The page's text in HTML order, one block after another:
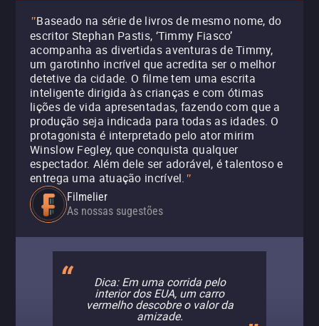
"Baseado na série de livros de mesmo nome, do
escritor Stephan Pastis, ‘Timmy Fiasco’
acompanha as divertidas aventuras de Timmy,
um garotinho incrível que acredita ser o melhor
detetive da cidade. O filme tem uma escrita
inteligente dirigida às crianças e com ótimas
lições de vida apresentadas, fazendo com que a
produção seja indicada para todas as idades. O
protagonista é interpretado pelo ator mirim
Winslow Fegley, que conquista qualquer
espectador. Além dele ser adorável, é talentoso e
entrega uma atuação incrível. "
Filmelier
As nossas sugestões
Dica: Em uma corrida pelo
interior dos EUA, um carro
vermelho descobre o valor da
amizade.